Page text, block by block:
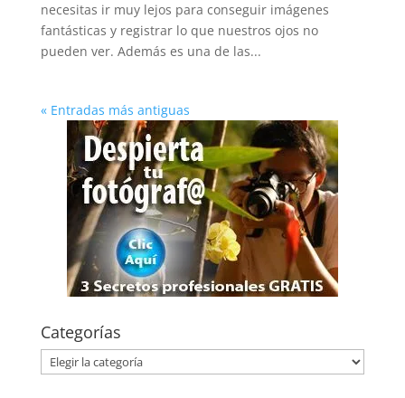
necesitas ir muy lejos para conseguir imágenes
fantásticas y registrar lo que nuestros ojos no
pueden ver. Además es una de las...
« Entradas más antiguas
Categorías
Categorías